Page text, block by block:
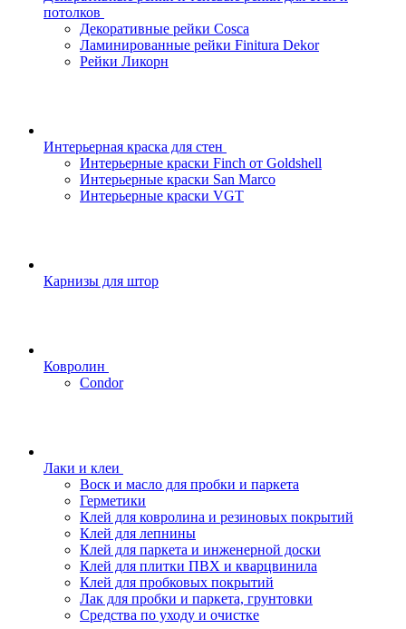
потолков
Декоративные рейки Cosca
Ламинированные рейки Finitura Dekor
Рейки Ликорн
Интерьерная краска для стен
Интерьерные краски Finch от Goldshell
Интерьерные краски San Marco
Интерьерные краски VGT
Карнизы для штор
Ковролин
Condor
Лаки и клеи
Воск и масло для пробки и паркета
Герметики
Клей для ковролина и резиновых покрытий
Клей для лепнины
Клей для паркета и инженерной доски
Клей для плитки ПВХ и кварцвинила
Клей для пробковых покрытий
Лак для пробки и паркета, грунтовки
Средства по уходу и очистке